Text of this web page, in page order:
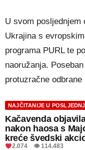
U svom posljednjem
Ukrajina s
programa PURL te
naoružanja.
protuzračne
NAJČITANIJE U
Kačavenda
nakon haosa s
kreće švedski
2.074 👁 114.483